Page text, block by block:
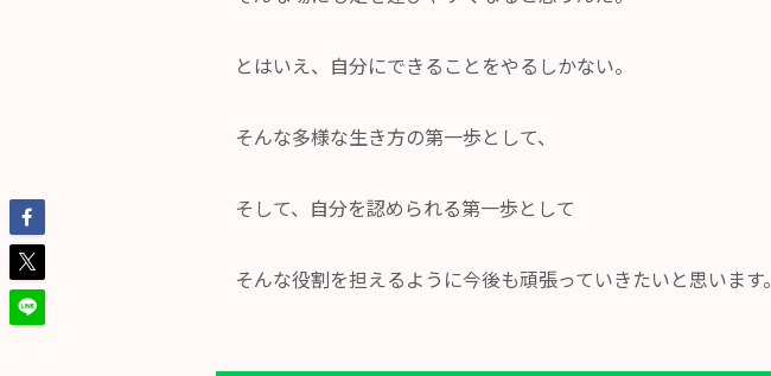
とはいえ、自分にできることをやるしかない。
そんな多様な生き方の第一歩として、
そして、自分を認められる第一歩として
そんな役割を担えるように今後も頑張っていきたいと思います。